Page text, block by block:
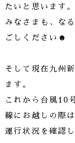
たいと思います。
みなさまも、な
ごしください☻
そして現在九州
ます。
これから台風10
線にお越しの際は
運行状況を確認